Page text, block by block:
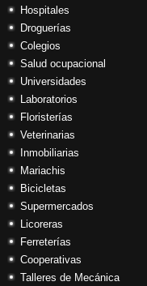
Hospitales
Droguerías
Colegios
Salud ocupacional
Universidades
Laboratorios
Floristerías
Veterinarias
Inmobiliarias
Mariachis
Bicicletas
Supermercados
Licoreras
Ferreterías
Cooperativas
Talleres de Mecánica